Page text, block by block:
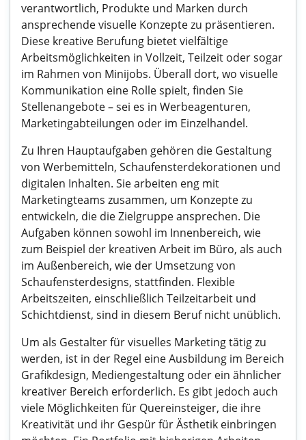
verantwortlich, Produkte und Marken durch
ansprechende visuelle Konzepte zu präsentieren.
Diese kreative Berufung bietet vielfältige
Arbeitsmöglichkeiten in Vollzeit, Teilzeit oder sogar
im Rahmen von Minijobs. Überall dort, wo visuelle
Kommunikation eine Rolle spielt, finden Sie
Stellenangebote – sei es in Werbeagenturen,
Marketingabteilungen oder im Einzelhandel.
Zu Ihren Hauptaufgaben gehören die Gestaltung
von Werbemitteln, Schaufensterdekorationen und
digitalen Inhalten. Sie arbeiten eng mit
Marketingteams zusammen, um Konzepte zu
entwickeln, die die Zielgruppe ansprechen. Die
Aufgaben können sowohl im Innenbereich, wie
zum Beispiel der kreativen Arbeit im Büro, als auch
im Außenbereich, wie der Umsetzung von
Schaufensterdesigns, stattfinden. Flexible
Arbeitszeiten, einschließlich Teilzeitarbeit und
Schichtdienst, sind in diesem Beruf nicht unüblich.
Um als Gestalter für visuelles Marketing tätig zu
werden, ist in der Regel eine Ausbildung im Bereich
Grafikdesign, Mediengestaltung oder ein ähnlicher
kreativer Bereich erforderlich. Es gibt jedoch auch
viele Möglichkeiten für Quereinsteiger, die ihre
Kreativität und ihr Gespür für Ästhetik einbringen